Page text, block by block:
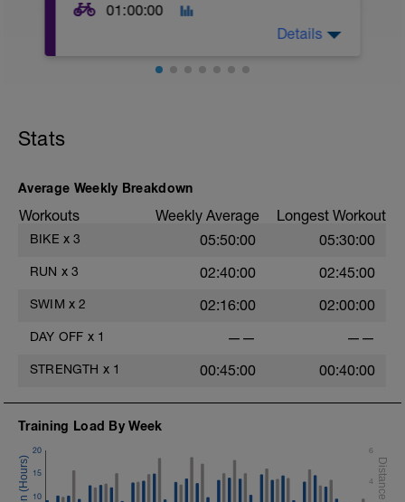
200m ES
01:00:00
Details
Stats
Average Weekly Breakdown
Workouts Weekly Average Longest Workout
BIKE x 3 05:50:00 05:30:00
RUN x 3 02:40:00 02:45:00
SWIM x 2 02:16:00 02:00:00
DAY OFF x 1 —— ——
STRENGTH x 1 00:45:00 00:40:00
Training Load By Week
10
15
20
4
6